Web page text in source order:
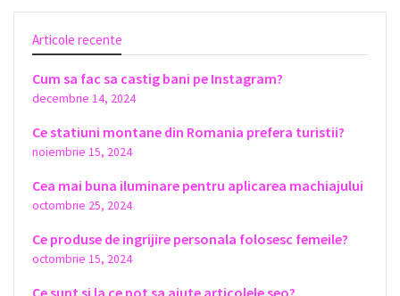
Articole recente
Cum sa fac sa castig bani pe Instagram?
decembrie 14, 2024
Ce statiuni montane din Romania prefera turistii?
noiembrie 15, 2024
Cea mai buna iluminare pentru aplicarea machiajului
octombrie 25, 2024
Ce produse de ingrijire personala folosesc femeile?
octombrie 15, 2024
Ce sunt si la ce pot sa ajute articolele seo?